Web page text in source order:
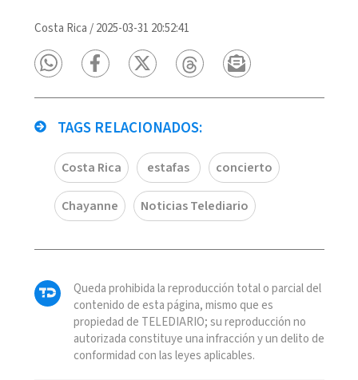
Costa Rica /2025-03-31 20:52:41
TAGS RELACIONADOS:
Costa Rica estafas concierto
Chayanne Noticias Telediario
Queda prohibida la reproducción total o parcial del
contenido de esta página, mismo que es
propiedad de TELEDIARIO; su reproducción no
autorizada constituye una infracción y un delito de
conformidad con las leyes aplicables.